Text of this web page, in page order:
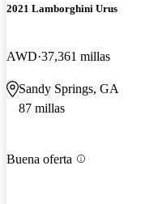
2021 Lamborghini Urus
AWD 37,361 millas
Sandy Springs, GA
87 millas
Buena oferta